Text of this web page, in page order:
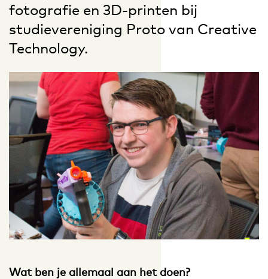
fotografie en 3D-printen bij
studievereniging Proto van Creative
Technology.
Wat ben je allemaal aan het doen?